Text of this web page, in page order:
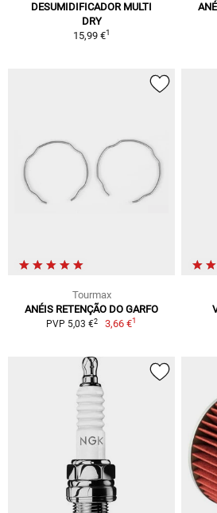
DESUMIDIFICADOR MULTI
DRY
15,99 €1
Tourmax
ANÉIS RETENÇÃO DO GARFO
PVP 5,03 €2 3,66 €1